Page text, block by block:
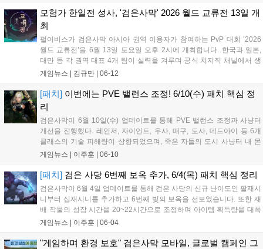
을 개선했습니다....
모험가 한일전 성사, '검은사막' 2026 월드 교류전 13일 개
최
펄어비스가 검은사막 아시아 권역 이용자가 참여하는 PvP 대회 ‘2026
월드 교류전’을 6월 13일 토요일 오후 2시에 개최합니다. 한국과 일본,
대만 등 각 권역 대표 4개 팀이 실력을 겨루며 공식 치지직 채널에서 생
중계됩니다. 대회 전까지 공식 홈페이지에서 응원 이벤트를 진행하며,
게임뉴스 | 김규만 06-12
[패치] 이번에는 PVE 밸런스 조정! 6/10(수) 패치 핵심 정
리
검은사막이 6월 10일(수) 업데이트를 통해 PVE 밸런스 조정과 사냥터
개선을 진행했다. 레인저, 자이언트, 우사, 매구, 도사, 데드아이 등 6개
클래스의 기술 피해량이 상향되었으며, 죽은 자들의 도시 사냥터 내 몬
스터 전리품 획득 확률과 수량이 대폭 증가했다. 또한 황실 조련 납품서
되어 이용자들의 원활한 게임 플레이를 지원한다....
게임뉴스 | 이주훈 06-10
[패치] 검은 사당 6번째 보옥 추가, 6/4(목) 패치 핵심 정리
검은사막이 6월 4일 업데이트를 통해 검은 사당의 신규 난이도인 팔재시
니부터 십재시니를 추가하고 6번째 빛의 보옥을 선보였습니다. 또한 재
배 작물의 성장 시간을 20~22시간으로 조정하며 아이템 획득량을 대폭
상향했고, 두더지 등장 확률과 보상도 늘렸습니다. 주거지와 거점 구매
크게 개선했습니다....
게임뉴스 | 이주훈 06-04
"게임하며 환경 보호" 검은사막 모바일, 글로벌 캠페인 그